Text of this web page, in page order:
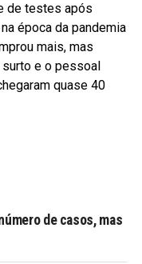
de testes após
época da pandemia
mais, mas
e o pessoal
quase 40
de casos, mas